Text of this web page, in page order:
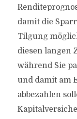
damit die
Tilgung
diesen langen
während Sie
und damit am
abbezahlen